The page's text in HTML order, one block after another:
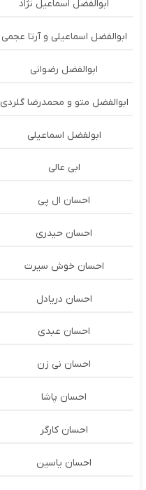
ابوالفضل اسماعیل نژاد
ابوالفضل اسماعیلی و آرتا عجمی
ابوالفضل رضوانی
ابوالفضل متو و محمدرضا گلردی
ابولفضل اسماعیلی
ابی عالی
احسان ال پی
احسان حیدری
احسان خوش سیرت
احسان دریادل
احسان عبدی
احسان نی زن
احسان پاشا
احسان کارگر
احسان یاسین